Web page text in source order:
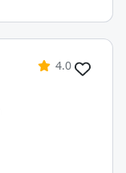
4.0